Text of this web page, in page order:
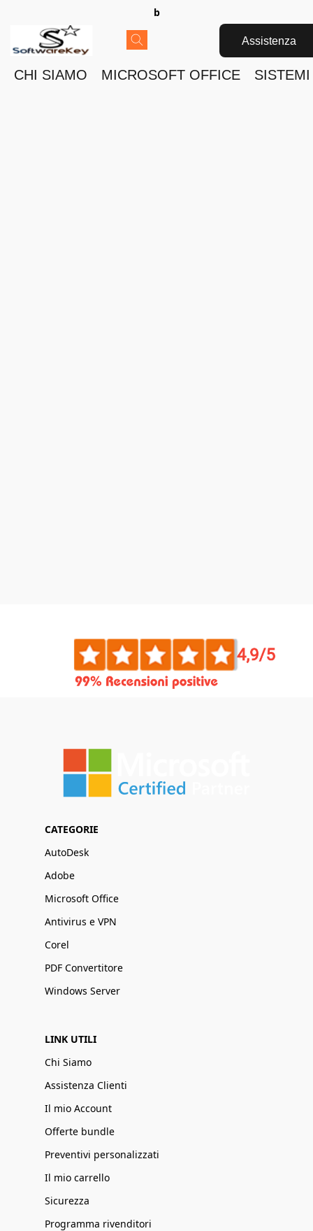
b
Assistenza
CHI SIAMO MICROSOFT OFFICE
CATEGORIE
AutoDesk
Adobe
Microsoft Office
Antivirus e VPN
Corel
PDF Convertitore
Windows Server
LINK UTILI
Chi Siamo
Assistenza Clienti
Il mio Account
Offerte bundle
Preventivi personalizzati
Il mio carrello
Sicurezza
Programma rivenditori